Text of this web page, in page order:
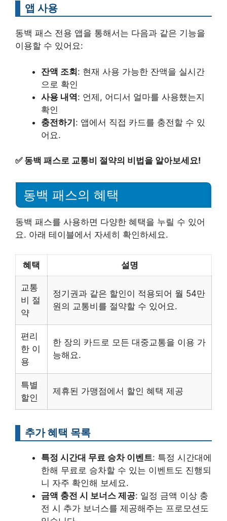
앱 사용
동백 패스 전용 앱을 통해서는 다음과 같은 기능을
이용할 수 있어요:
잔액 조회: 현재 사용 가능한 잔액을 실시간
으로 확인
사용 내역: 언제, 어디서 얼마를 사용했는지
확인
충전하기: 앱에서 직접 카드를 충전할 수 있
어요.
✅ 동백 패스로 교통비 절약의 비법을 알아보세요!
동백 패스의 혜택
동백 패스를 사용하면 다양한 혜택을 누릴 수 있어
요. 아래 테이블에서 자세히 확인하세요.
혜택 설명
교통
비 절
약
정기권과 같은 할인이 적용되어 월 54만
원의 교통비를 절약할 수 있어요.
편리
한 이
용
한 장의 카드로 모든 대중교통을 이용 가
능해요.
특별
할인
제휴된 가맹점에서 할인 혜택 제공
추가 혜택 목록
특정 시간대 무료 승차 이벤트: 특정 시간대에
한해 무료로 승차할 수 있는 이벤트도 진행되
니 자주 확인해 보세요.
금액 충전 시 보너스 제공: 일정 금액 이상 충
전 시 추가 보너스를 제공해주는 프로모션도